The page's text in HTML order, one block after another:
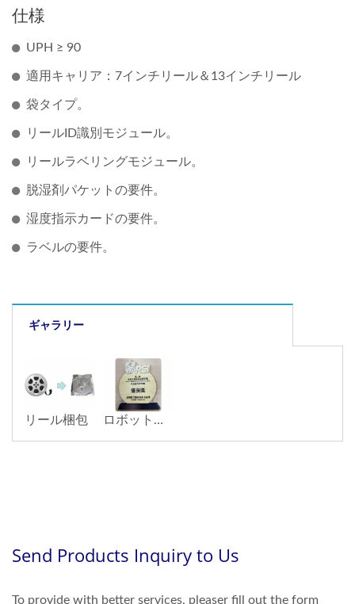
仕様
UPH ≥ 90
適用キャリア：7インチリール＆13インチリール
袋タイプ。
リールID識別モジュール。
リールラベリングモジュール。
脱湿剤パケットの要件。
湿度指示カードの要件。
ラベルの要件。
ギャラリー
リール梱包 ロボットシステム統合賞